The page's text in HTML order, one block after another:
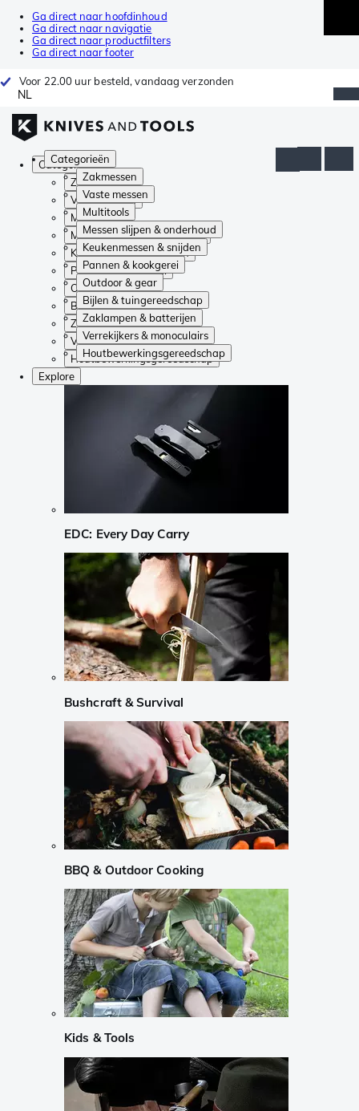
Ga direct naar hoofdinhoud
Ga direct naar navigatie
Ga direct naar productfilters
Ga direct naar footer
Voor 22.00 uur besteld, vandaag verzonden
NL
Categorieën
Zakmessen
Vaste messen
Multitools
Messen slijpen & onderhoud
Keukenmessen & snijden
Pannen & kookgerei
Outdoor & gear
Bijlen & tuingereedschap
Zaklampen & batterijen
Verrekijkers & monoculairs
Houtbewerkingsgereedschap
Categorieën
Zakmessen
Vaste messen
Multitools
Messen slijpen & onderhoud
Keukenmessen & snijden
Pannen & kookgerei
Outdoor & gear
Bijlen & tuingereedschap
Zaklampen & batterijen
Verrekijkers & monoculairs
Houtbewerkingsgereedschap
Explore
EDC: Every Day Carry
Bushcraft & Survival
BBQ & Outdoor Cooking
Kids & Tools